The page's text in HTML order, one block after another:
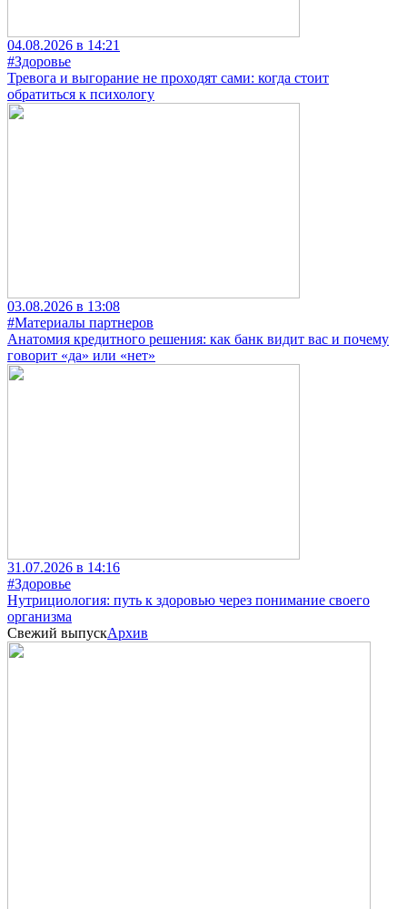
04.08.2026 в 14:21
#Здоровье
Тревога и выгорание не проходят сами: когда стоит
обратиться к психологу
03.08.2026 в 13:08
#Материалы партнеров
Анатомия кредитного решения: как банк видит вас и почему
говорит «да» или «нет»
31.07.2026 в 14:16
#Здоровье
Нутрициология: путь к здоровью через понимание своего
организма
Свежий выпускАрхив